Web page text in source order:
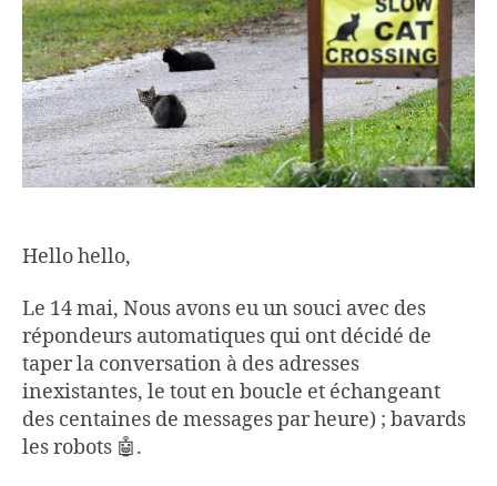
Hello hello,
Le 14 mai, Nous avons eu un souci avec des
répondeurs automatiques qui ont décidé de
taper la conversation à des adresses
inexistantes, le tout en boucle et échangeant
des centaines de messages par heure) ; bavards
les robots 🤖.